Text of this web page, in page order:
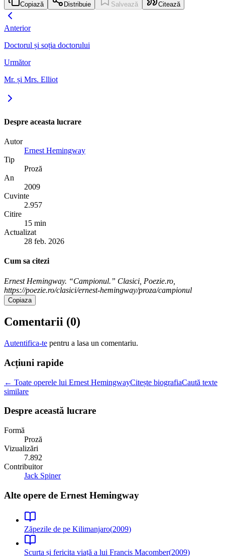
Copiază Distribuie Salvează Citează
Anterior
Doctorul și soția doctorului
Următor
Mr. și Mrs. Elliot
Despre aceasta lucrare
Autor
Ernest Hemingway
Tip
Proză
An
2009
Cuvinte
2.957
Citire
15 min
Actualizat
28 feb. 2026
Cum sa citezi
Ernest Hemingway. “Campionul.” Clasici, Poezie.ro,
https://poezie.ro/clasici/ernest-hemingway/proza/campionul
Copiaza
Comentarii (0)
Autentifica-te pentru a lasa un comentariu.
Acțiuni rapide
← Toate operele lui Ernest HemingwayCitește biografiaCaută texte
similare
Despre această lucrare
Formă
Proză
Vizualizări
7.892
Contribuitor
Jack Spiner
Alte opere de Ernest Hemingway
Zăpezile de pe Kilimanjaro(2009)
Scurta și fericita viață a lui Francis Macomber(2009)